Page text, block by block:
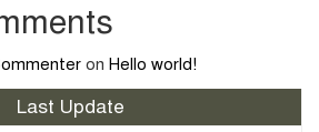
on Hello world!
Last Update